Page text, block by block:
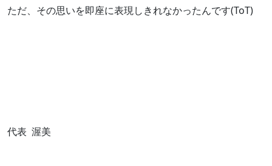
ただ、その思いを即座に表現しきれなかったんです(ToT)
代表 渥美